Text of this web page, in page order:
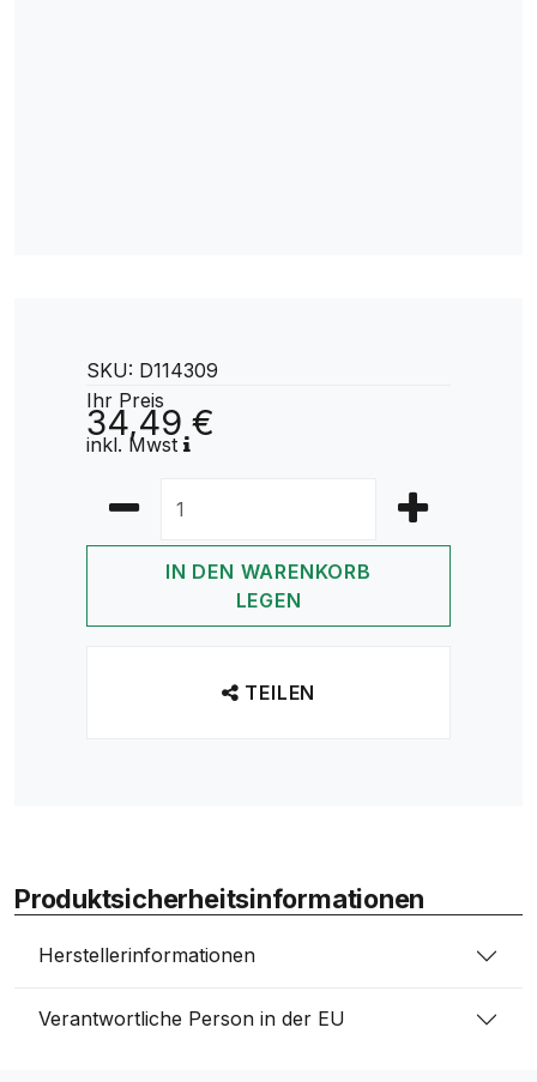
SKU: D114309
Ihr Preis
34,49 €
inkl. Mwst
IN DEN WARENKORB
LEGEN
TEILEN
Produktsicherheitsinformationen
Herstellerinformationen
Verantwortliche Person in der EU